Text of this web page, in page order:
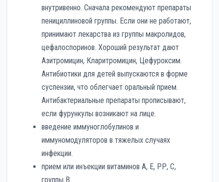
внутривенно. Сначала рекомендуют препараты
пенициллиновой группы. Если они не работают,
принимают лекарства из группы макролидов,
цефалоспоринов. Хороший результат дают
Азитромицин, Кларитромицин, Цефуроксим.
Антибиотики для детей выпускаются в форме
суспензии, что облегчает оральный прием.
Антибактериальные препараты прописывают,
если фурункулы возникают на лице.
введение иммуноглобулинов и
иммуномодуляторов в тяжелых случаях
инфекции.
прием или инъекции витаминов А, Е, РР, С,
группы В.